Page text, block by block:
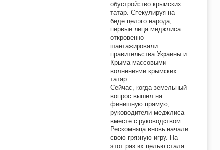
обустройство крымских
татар. Спекулируя на
беде целого народа,
первые лица меджлиса
откровенно
шантажировали
правительства Украины и
Крыма массовыми
волнениями крымских
татар.
Сейчас, когда земельный
вопрос вышел на
финишную прямую,
руководители меджлиса
вместе с руководством
Рескомнаца вновь начали
свою грязную игру. На
этот раз их целью стала